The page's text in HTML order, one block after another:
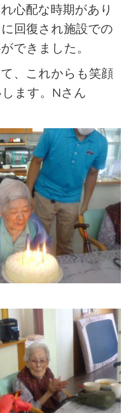
心配な時期があり
回復され施設での
できました。
、これからも笑顔
ます。Nさん